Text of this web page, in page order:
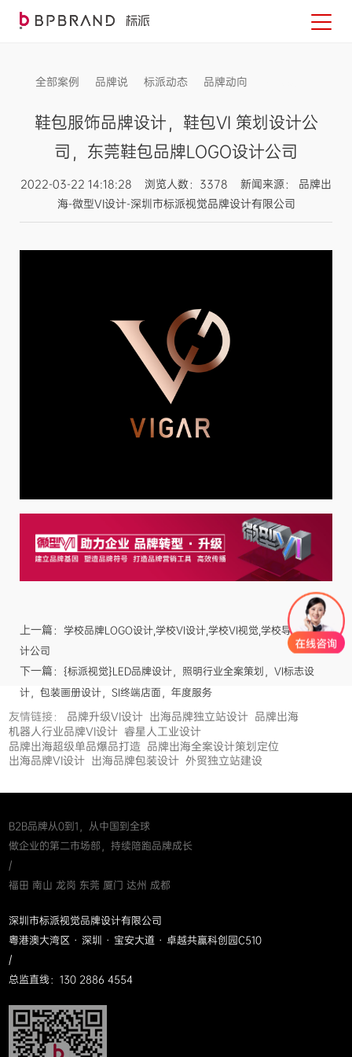
全部案例 品牌说 标派动态 品牌动向
鞋包服饰品牌设计，鞋包VI 策划设计公
司，东莞鞋包品牌LOGO设计公司
2022-03-22 14:18:28 浏览人数：3378 新闻来源： 品牌出
海-微型VI设计-深圳市标派视觉品牌设计有限公司
上一篇： 学校品牌LOGO设计,学校VI设计,学校VI视觉,学校导视系统设
计公司
下一篇： {标派视觉}LED品牌设计，照明行业全案策划，VI标志设
计，包装画册设计，SI终端店面，年度服务
友情链接： 品牌升级VI设计 出海品牌独立站设计 品牌出海
机器人行业品牌VI设计 睿星人工业设计
品牌出海超级单品爆品打造 品牌出海全案设计策划定位
出海品牌VI设计 出海品牌包装设计 外贸独立站建设
B2B品牌从0到1，从中国到全球
做企业的第二市场部，持续陪跑品牌成长
/
福田 南山 龙岗 东莞 厦门 达州 成都
深圳市标派视觉品牌设计有限公司
粤港澳大湾区 · 深圳 · 宝安大道 · 卓越共赢科创园C510
/
总监直线：130 2886 4554